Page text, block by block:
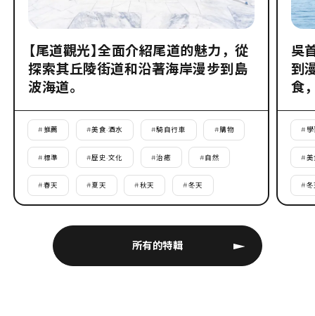
所有的特輯
【尾道觀光】全面介紹尾道的魅力，從
探索其丘陵街道和沿著海岸漫步到島
波海道。
#推薦 #美食·酒水 #騎自行車 #購物
#標準 #歷史·文化 #治癒 #自然
#春天 #夏天 #秋天 #冬天
吳
到
食
# 學
#美
#冬